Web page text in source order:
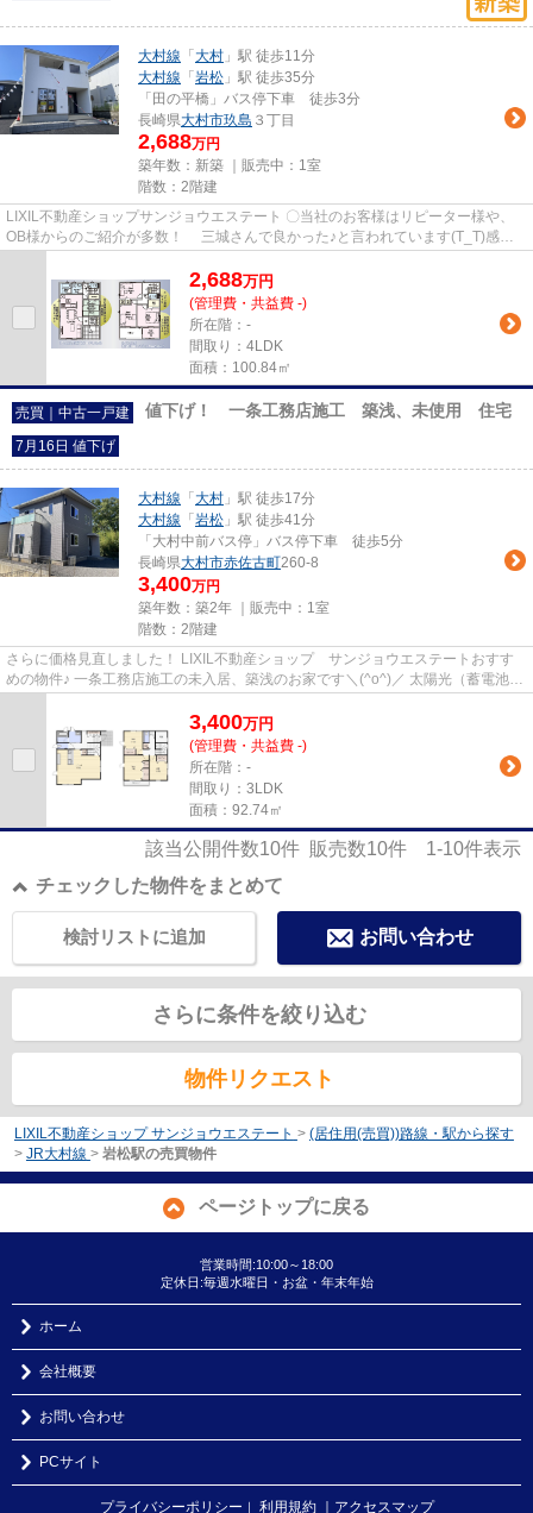
大村線 「 大村 」駅 徒歩11分
大村線 「 岩松 」駅 徒歩35分
「田の平橋」バス停下車 徒歩3分
長崎県大村市玖島 ３丁目
2,688万円
築年数：新築 ｜販売中： 1室
階数：2階建
LIXIL不動産ショップサンジョウエステート 〇当社のお客様はリピーター様や、
OB様からのご紹介が多数！ 三城さんで良かった♪と言われています(T_T)感動
2,688万円
(管理費・共益費 -)
所在階：-
間取り：4LDK
面積：100.84㎡
売買｜中古一戸建 値下げ！ 一条工務店施工 築浅、未使用 住宅
7月16日 値下げ
大村線 「 大村 」駅 徒歩17分
大村線 「 岩松 」駅 徒歩41分
「大村中前バス停」バス停下車 徒歩5分
長崎県大村市赤佐古町260-8
3,400万円
築年数：築2年 ｜販売中： 1室
階数：2階建
さらに価格見直しました！ LIXIL不動産ショップ サンジョウエステートおすす
めの物件♪ 一条工務店施工の未入居、築浅のお家です＼(^o^)／ 太陽光（蓄電池付
3,400万円
(管理費・共益費 -)
所在階：-
間取り：3LDK
面積：92.74㎡
該当公開件数10件 販売数10件 1-10件表示
チェックした物件をまとめて
お問い合わせ
検討リストに追加
さらに条件を絞り込む
物件リクエスト
LIXIL不動産ショップ サンジョウエステート > (居住用(売買))路線・駅から探す
> JR大村線 > 岩松駅の売買物件
ページトップに戻る
営業時間:10:00～18:00
定休日:毎週水曜日・お盆・年末年始
ホーム
会社概要
お問い合わせ
PCサイト
プライバシーポリシー ｜ 利用規約 ｜アクセスマップ